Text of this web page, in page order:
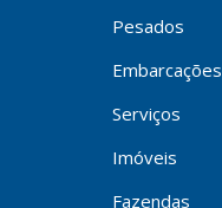
Pesados
Embarcações
Serviços
Imóveis
Fazendas